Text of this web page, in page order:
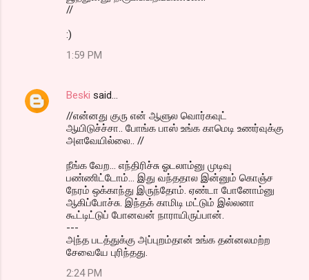
//
:)
1:59 PM
Beski said…
//என்னது குரு என் ஆளுல வொர்கவுட்
ஆயிடுச்ச்சா.. போங்க பாஸ் உங்க காமெடி உணர்வுக்கு
அளவேயில்லை.. //
நீங்க வேற... எந்திரிச்சு ஓடலாம்னு முடிவு
பண்ணிட்டோம்... இது வந்ததால இன்னும் கொஞ்ச
நேரம் ஒக்காந்து இருந்தோம். ஏண்டா போனோம்னு
ஆகிப்போச்சு. இந்தக் காமிடி மட்டும் இல்லனா
கூட்டிட்டுப் போனவன் நாராயிருப்பான்.
---
அந்த படத்துக்கு அப்புறம்தான் உங்க தன்னலமற்ற
சேவையே புரிந்தது.
2:24 PM